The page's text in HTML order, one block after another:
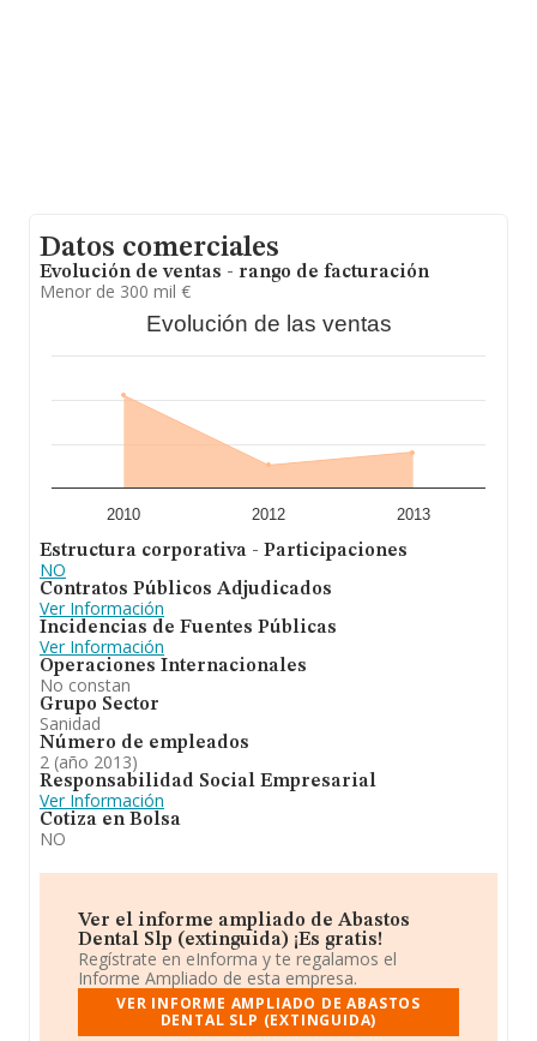
Datos comerciales
Evolución de ventas - rango de facturación
Menor de 300 mil €
Evolución de las ventas
2010 2012 2013
Estructura corporativa - Participaciones
NO
Contratos Públicos Adjudicados
Ver Información
Incidencias de Fuentes Públicas
Ver Información
Operaciones Internacionales
No constan
Grupo Sector
Sanidad
Número de empleados
2 (año 2013)
Responsabilidad Social Empresarial
Ver Información
Cotiza en Bolsa
NO
Ver el informe ampliado de Abastos
Dental Slp (extinguida) ¡Es gratis!
Regístrate en eInforma y te regalamos el
Informe Ampliado de esta empresa.
VER INFORME AMPLIADO DE ABASTOS
DENTAL SLP (EXTINGUIDA)